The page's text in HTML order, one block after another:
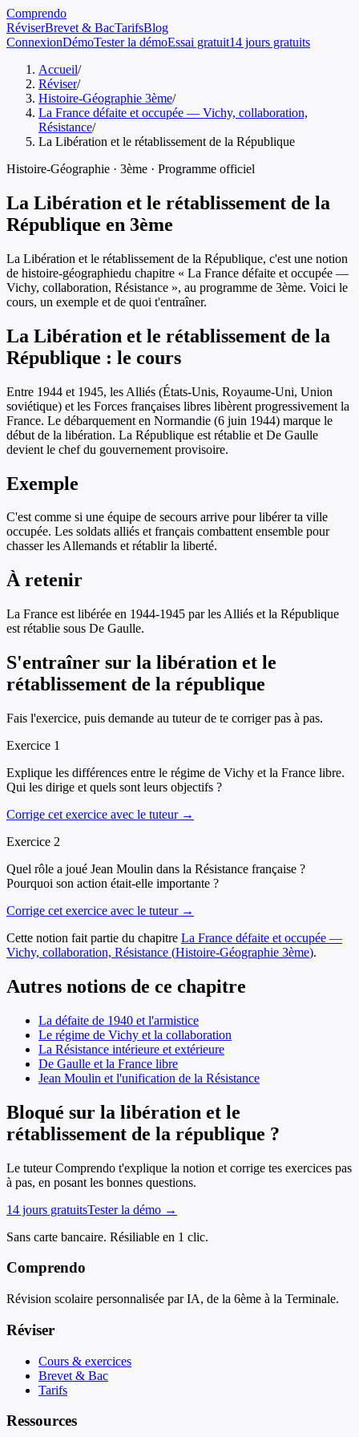
Comprendo
RéviserBrevet & BacTarifsBlog
ConnexionDémoTester la démoEssai gratuit14 jours gratuits
Accueil/
Réviser/
Histoire-Géographie 3ème/
La France défaite et occupée — Vichy, collaboration,
Résistance/
La Libération et le rétablissement de la République
Histoire-Géographie · 3ème · Programme officiel
La Libération et le rétablissement de la
République en 3ème
La Libération et le rétablissement de la République, c'est une notion
de histoire-géographiedu chapitre « La France défaite et occupée —
Vichy, collaboration, Résistance », au programme de 3ème. Voici le
cours, un exemple et de quoi t'entraîner.
La Libération et le rétablissement de la
République : le cours
Entre 1944 et 1945, les Alliés (États-Unis, Royaume-Uni, Union
soviétique) et les Forces françaises libres libèrent progressivement la
France. Le débarquement en Normandie (6 juin 1944) marque le
début de la libération. La République est rétablie et De Gaulle
devient le chef du gouvernement provisoire.
Exemple
C'est comme si une équipe de secours arrive pour libérer ta ville
occupée. Les soldats alliés et français combattent ensemble pour
chasser les Allemands et rétablir la liberté.
À retenir
La France est libérée en 1944-1945 par les Alliés et la République
est rétablie sous De Gaulle.
S'entraîner sur la libération et le
rétablissement de la république
Fais l'exercice, puis demande au tuteur de te corriger pas à pas.
Exercice 1
Explique les différences entre le régime de Vichy et la France libre.
Qui les dirige et quels sont leurs objectifs ?
Corrige cet exercice avec le tuteur →
Exercice 2
Quel rôle a joué Jean Moulin dans la Résistance française ?
Pourquoi son action était-elle importante ?
Corrige cet exercice avec le tuteur →
Cette notion fait partie du chapitre La France défaite et occupée —
Vichy, collaboration, Résistance (Histoire-Géographie 3ème).
Autres notions de ce chapitre
La défaite de 1940 et l'armistice
Le régime de Vichy et la collaboration
La Résistance intérieure et extérieure
De Gaulle et la France libre
Jean Moulin et l'unification de la Résistance
Bloqué sur la libération et le
rétablissement de la république ?
Le tuteur Comprendo t'explique la notion et corrige tes exercices pas
à pas, en posant les bonnes questions.
14 jours gratuitsTester la démo →
Sans carte bancaire. Résiliable en 1 clic.
Comprendo
Révision scolaire personnalisée par IA, de la 6ème à la Terminale.
Réviser
Cours & exercices
Brevet & Bac
Tarifs
Ressources